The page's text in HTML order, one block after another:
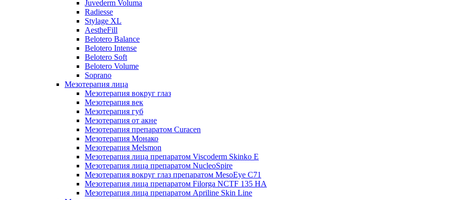
Juvederm Voluma
Radiesse
Stylage XL
AestheFill
Belotero Balance
Belotero Intense
Belotero Soft
Belotero Volume
Soprano
Мезотерапия лица
Мезотерапия вокруг глаз
Мезотерапия век
Мезотерапия губ
Мезотерапия от акне
Мезотерапия препаратом Curacen
Мезотерапия Монако
Мезотерапия Melsmon
Мезотерапия лица препаратом Viscoderm Skinko E
Мезотерапия лица препаратом NucleoSpire
Мезотерапия вокруг глаз препаратом MesoEye С71
Мезотерапия лица препаратом Filorga NCTF 135 HA
Мезотерапия лица препаратом Apriline Skin Line